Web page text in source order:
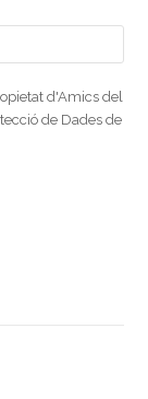
d'Amics del
de Dades de